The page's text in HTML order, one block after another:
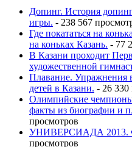
Допинг. История
игры. - 238 567
Где покататься на
на коньках Казань. - 77
В Казани проходит
художественной
Плавание. Упражнения
детей в Казани. - 26 330
Олимпийские
факты из биографии и
просмотров
УНИВЕРСИАДА
просмотров